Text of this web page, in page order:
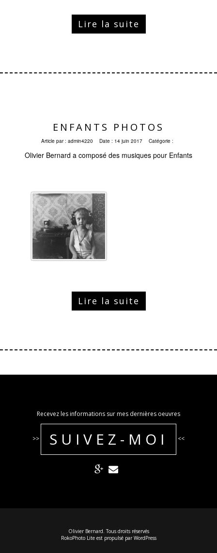
Lire la suite
ENFANTS PHOTOS
Article par : admin4220 Date : 14 juin 2017 Catégorie :
Olivier Bernard a composé des musiques pour Enfants
Lire la suite
Recevez les informations sur mes dernières oeuvres
>> SUIVEZ-MOI <<
Olivier Bernard. Tous droits réservés
RokoPhoto Liteest propulsé par WordPress